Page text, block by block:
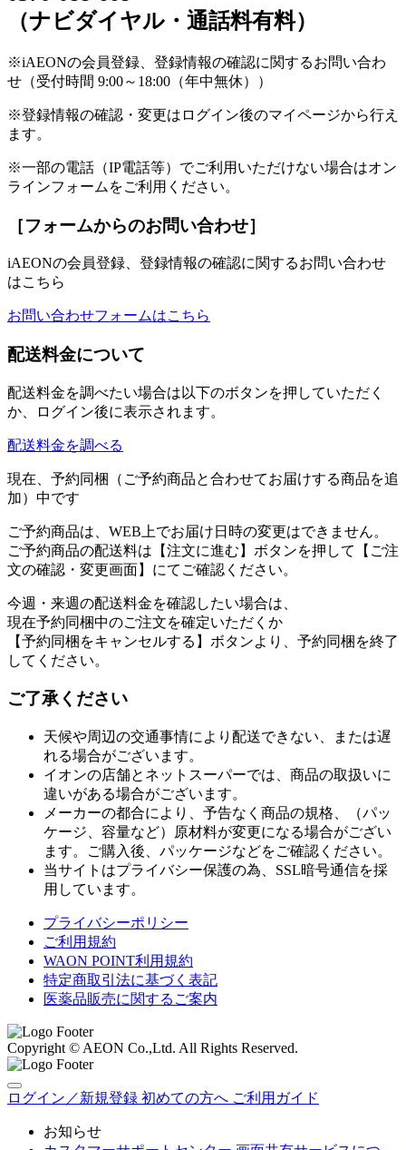
（ナビダイヤル・通話料有料）
※iAEONの会員登録、登録情報の確認に関するお問い合わ
せ（受付時間 9:00～18:00（年中無休））
※登録情報の確認・変更はログイン後のマイページから行え
ます。
※一部の電話（IP電話等）でご利用いただけない場合はオン
ラインフォームをご利用ください。
［フォームからのお問い合わせ］
iAEONの会員登録、登録情報の確認に関するお問い合わせ
はこちら
お問い合わせフォームはこちら
配送料金について
配送料金を調べたい場合は以下のボタンを押していただく
か、ログイン後に表示されます。
配送料金を調べる
現在、予約同梱（ご予約商品と合わせてお届けする商品を追
加）中です
ご予約商品は、WEB上でお届け日時の変更はできません。
ご予約商品の配送料は【注文に進む】ボタンを押して【ご注
文の確認・変更画面】にてご確認ください。
今週・来週の配送料金を確認したい場合は、
現在予約同梱中のご注文を確定いただくか
【予約同梱をキャンセルする】ボタンより、予約同梱を終了
してください。
ご了承ください
天候や周辺の交通事情により配送できない、または遅
れる場合がございます。
イオンの店舗とネットスーパーでは、商品の取扱いに
違いがある場合がございます。
メーカーの都合により、予告なく商品の規格、（パッ
ケージ、容量など）原材料が変更になる場合がござい
ます。ご購入後、パッケージなどをご確認ください。
当サイトはプライバシー保護の為、SSL暗号通信を採
用しています。
プライバシーポリシー
ご利用規約
WAON POINT利用規約
特定商取引法に基づく表記
医薬品販売に関するご案内
Copyright © AEON Co.,Ltd. All Rights Reserved.
ログイン／新規登録 初めての方へ ご利用ガイド
お知らせ